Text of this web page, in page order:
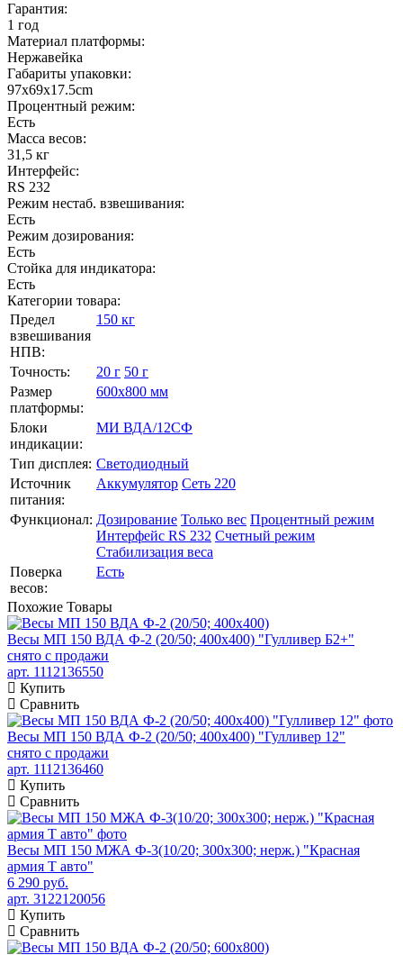
Гарантия:
1 год
Материал платформы:
Нержавейка
Габариты упаковки:
97х69х17.5cm
Процентный режим:
Есть
Масса весов:
31,5 кг
Интерфейс:
RS 232
Режим нестаб. взвешивания:
Есть
Режим дозирования:
Есть
Стойка для индикатора:
Есть
Категории товара:
Предел
взвешивания
НПВ:
150 кг
Точность: 20 г 50 г
Размер
платформы:
600х800 мм
Блоки
индикации:
МИ ВДА/12СФ
Тип дисплея: Светодиодный
Источник
питания:
Аккумулятор Сеть 220
Функционал: Дозирование Только вес Процентный режим
Интерфейс RS 232 Счетный режим
Стабилизация веса
Поверка
весов:
Есть
Похожие Товары
Весы МП 150 ВДА Ф-2 (20/50; 400х400) "Гулливер Б2+"
снято с продажи
арт. 1112136550
Купить
Сравнить
Весы МП 150 ВДА Ф-2 (20/50; 400х400) "Гулливер 12"
снято с продажи
арт. 1112136460
Купить
Сравнить
Весы МП 150 МЖА Ф-3(10/20; 300х300; нерж.) "Красная
армия Т авто"
6 290 руб.
арт. 3122120056
Купить
Сравнить